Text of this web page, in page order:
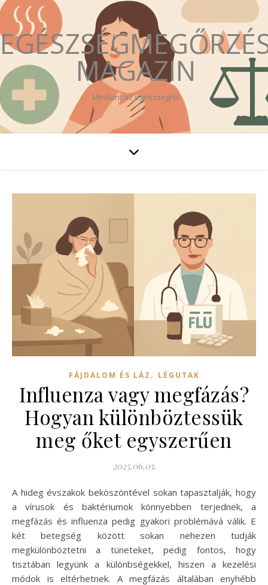
MAGAZIN
Mindent az egészségről
FÁJDALOM ÉS LÁZ , LÉGUTAK
Influenza vagy megfázás?
Hogyan különböztessük
meg őket egyszerűen
2025.06.05.
A hideg évszakok beköszöntével sokan tapasztalják, hogy
a vírusok és baktériumok könnyebben terjednek, a
megfázás és influenza pedig gyakori problémává válik. E
két betegség között sokan nehezen tudják
megkülönböztetni a tüneteket, pedig fontos, hogy
tisztában legyünk a különbségekkel, hiszen a kezelési
módok is eltérhetnek. A megfázás általában enyhébb